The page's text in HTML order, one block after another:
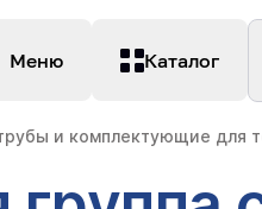
Меню Каталог
и комплектующие для